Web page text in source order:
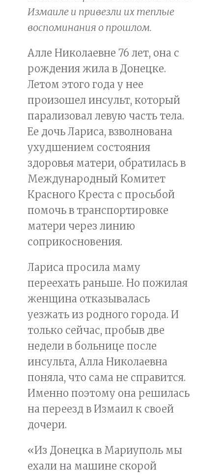
Измаиле и привезли их теплые
воспоминания о прошлом.
Алле Николаевне 76 лет, она с
рождения жила в Донецке.
Летом этого года у нее
произошел инсульт, который
парализовал левую часть тела.
Ее дочь Лариса, взволнована
ухудшением состояния
здоровья матери, обратилась в
Международный Комитет
Красного Креста с просьбой
помочь в транспортировке
матери через линию
соприкосновения.
Лариса просила маму
переехать раньше. Но пожилая
женщина отказывалась
уезжать из родного города. И
только сейчас, пробыв две
недели в больнице после
инсульта, Алла Николаевна
поняла, что сама не справится.
Именно поэтому она решилась
на переезд в Измаил к своей
дочери.
«Из Донецка в Мариуполь мы
ехали на машине скорой